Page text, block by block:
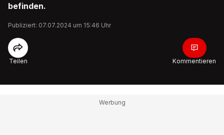
befinden.
Publiziert: 07.07.2024 um 15:46 Uhr
Teilen Kommentieren